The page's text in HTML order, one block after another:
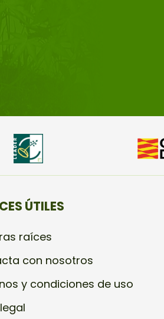
ÚTILES
raíces
con nosotros
y condiciones de uso